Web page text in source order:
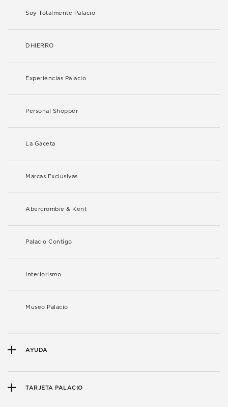
Soy Totalmente Palacio
DHIERRO
Experiencias Palacio
Personal Shopper
La Gaceta
Marcas Exclusivas
Abercrombie & Kent
Palacio Contigo
Interiorismo
Museo Palacio
AYUDA
TARJETA PALACIO